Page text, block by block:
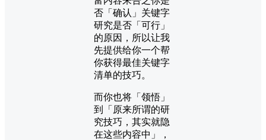
否「确认」关键字
研究是否「可行」
的原因，所以让我
先提供给你一个帮
你获得最佳关键字
清单的技巧。
而你也将「领悟」
到「原来所谓的研
究技巧，其实就隐
在这些内容中」，